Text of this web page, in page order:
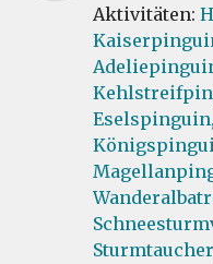
Aktivitäten:
Eselspinguin,